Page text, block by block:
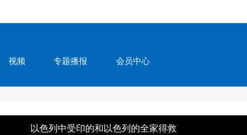
视频 专题播报 会员中心
以色列中受印的和以色列的全家得救